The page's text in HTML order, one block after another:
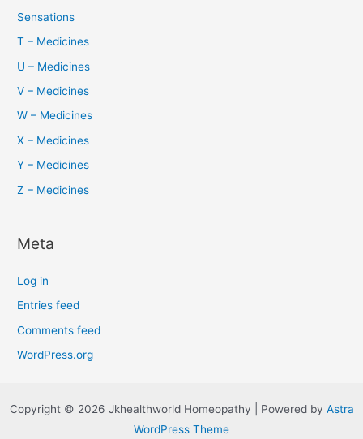
Sensations
T – Medicines
U – Medicines
V – Medicines
W – Medicines
X – Medicines
Y – Medicines
Z – Medicines
Meta
Log in
Entries feed
Comments feed
WordPress.org
Copyright © 2026 Jkhealthworld Homeopathy | Powered by Astra
WordPress Theme